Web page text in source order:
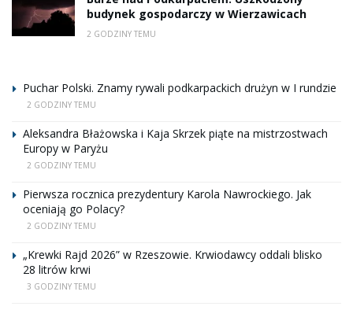
budynek gospodarczy w Wierzawicach
2 GODZINY TEMU
Puchar Polski. Znamy rywali podkarpackich drużyn w I rundzie
2 GODZINY TEMU
Aleksandra Błażowska i Kaja Skrzek piąte na mistrzostwach
Europy w Paryżu
2 GODZINY TEMU
Pierwsza rocznica prezydentury Karola Nawrockiego. Jak
oceniają go Polacy?
2 GODZINY TEMU
„Krewki Rajd 2026” w Rzeszowie. Krwiodawcy oddali blisko
28 litrów krwi
3 GODZINY TEMU